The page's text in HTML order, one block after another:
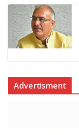
Advertisment